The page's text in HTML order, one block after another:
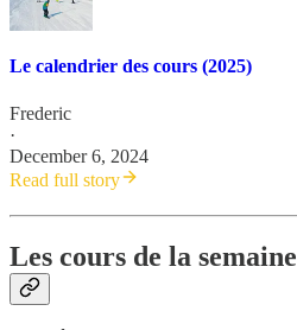
Le calendrier des cours (2025)
Frederic
·
December 6, 2024
Read full story
Les cours de la semaine